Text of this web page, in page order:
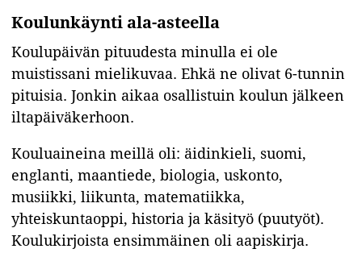
Koulunkäynti ala-asteella
Koulupäivän pituudesta minulla ei ole
muistissani mielikuvaa. Ehkä ne olivat 6-tunnin
pituisia. Jonkin aikaa osallistuin koulun jälkeen
iltapäiväkerhoon.
Kouluaineina meillä oli: äidinkieli, suomi,
englanti, maantiede, biologia, uskonto,
musiikki, liikunta, matematiikka,
yhteiskuntaoppi, historia ja käsityö (puutyöt).
Koulukirjoista ensimmäinen oli aapiskirja.